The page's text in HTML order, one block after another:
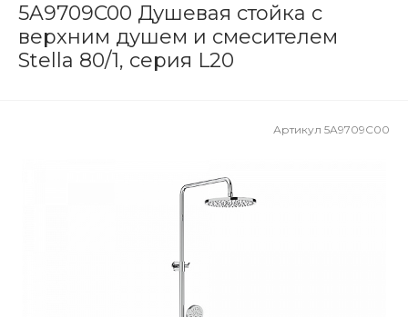
5A9709C00 Душевая стойка с
верхним душем и смесителем
Stella 80/1, серия L20
Артикул 5A9709C00